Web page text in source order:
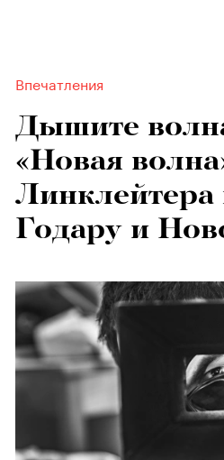
Впечатления
Дышите
«Новая
Линклейтера
Годару и